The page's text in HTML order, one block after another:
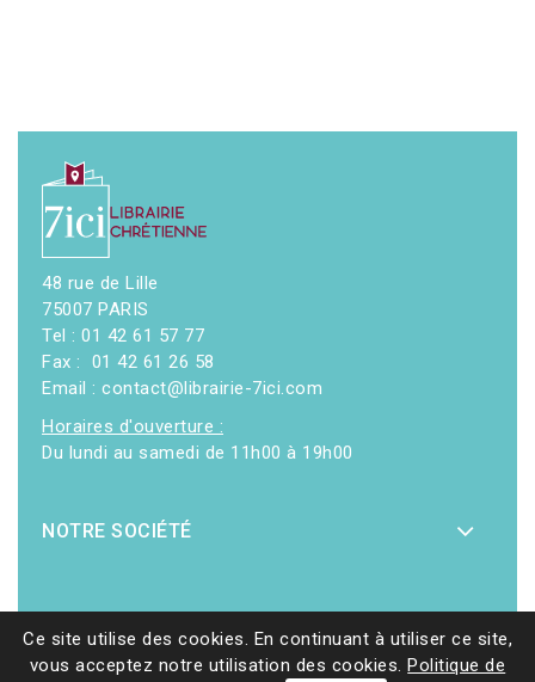
48 rue de Lille
75007 PARIS
Tel : 01 42 61 57 77
Fax : 01 42 61 26 58
Email : contact@librairie-7ici.com
Horaires d'ouverture :
Du lundi au samedi de 11h00 à 19h00
NOTRE SOCIÉTÉ
Ce site utilise des cookies. En continuant à utiliser ce site,
vous acceptez notre utilisation des cookies. Politique de